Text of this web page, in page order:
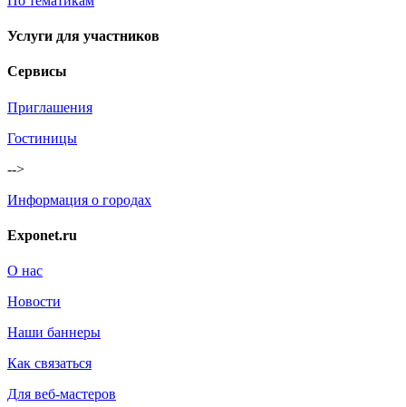
Услуги для участников
Сервисы
Приглашения
Гостиницы
-->
Информация о городах
Exponet.ru
О нас
Новости
Наши баннеры
Как связаться
Для веб-мастеров